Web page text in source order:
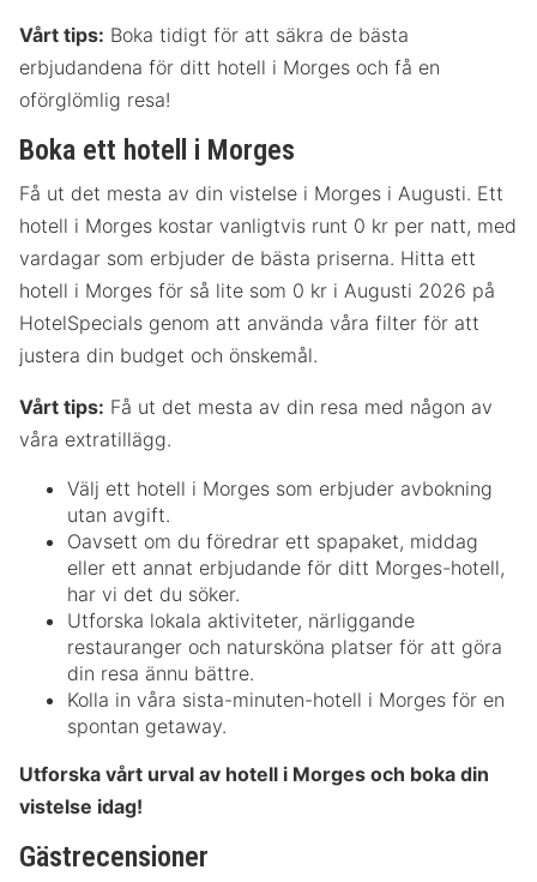
Vårt tips: Boka tidigt för att säkra de bästa
erbjudandena för ditt hotell i Morges och få en
oförglömlig resa!
Boka ett hotell i Morges
Få ut det mesta av din vistelse i Morges i Augusti. Ett
hotell i Morges kostar vanligtvis runt 0 kr per natt, med
vardagar som erbjuder de bästa priserna. Hitta ett
hotell i Morges för så lite som 0 kr i Augusti 2026 på
HotelSpecials genom att använda våra filter för att
justera din budget och önskemål.
Vårt tips: Få ut det mesta av din resa med någon av
våra extratillägg.
Välj ett hotell i Morges som erbjuder avbokning
utan avgift.
Oavsett om du föredrar ett spapaket, middag
eller ett annat erbjudande för ditt Morges-hotell,
har vi det du söker.
Utforska lokala aktiviteter, närliggande
restauranger och natursköna platser för att göra
din resa ännu bättre.
Kolla in våra sista-minuten-hotell i Morges för en
spontan getaway.
Utforska vårt urval av hotell i Morges och boka din
vistelse idag!
Gästrecensioner